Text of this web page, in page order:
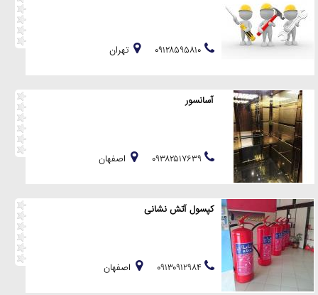
تهران
آسانسور
اصفهان
کپسول آتش نشانی
اصفهان